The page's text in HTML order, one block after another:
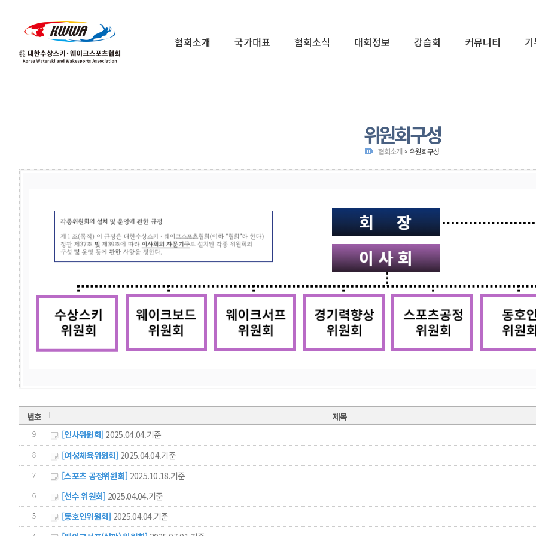
협회소개 국가대표 협회소식 대회정보 강습회 커뮤니티
위원회구성
협회소개 위원회구성
번호 제목
9 [인사위원회] 2025.04.04.기준
8 [여성체육위윈회] 2025.04.04.기준
7 [스포츠 공정위원회] 2025.10.18.기준
6 [선수 위원회] 2025.04.04.기준
5 [동호인위원회] 2025.04.04.기준